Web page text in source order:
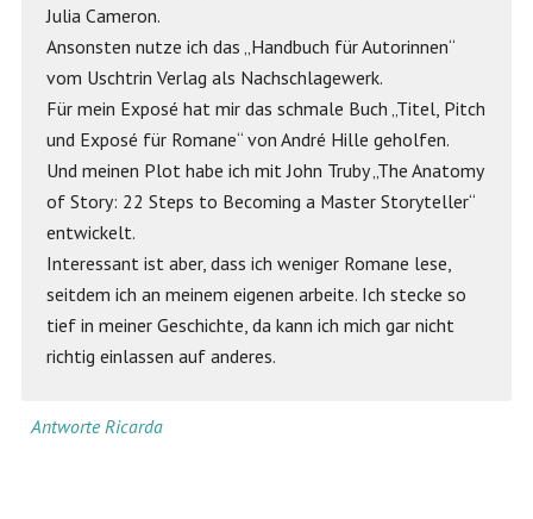
Julia Cameron.
Ansonsten nutze ich das „Handbuch für Autorinnen“
vom Uschtrin Verlag als Nachschlagewerk.
Für mein Exposé hat mir das schmale Buch „Titel, Pitch
und Exposé für Romane“ von André Hille geholfen.
Und meinen Plot habe ich mit John Truby „The Anatomy
of Story: 22 Steps to Becoming a Master Storyteller“
entwickelt.
Interessant ist aber, dass ich weniger Romane lese,
seitdem ich an meinem eigenen arbeite. Ich stecke so
tief in meiner Geschichte, da kann ich mich gar nicht
richtig einlassen auf anderes.
Antworte Ricarda